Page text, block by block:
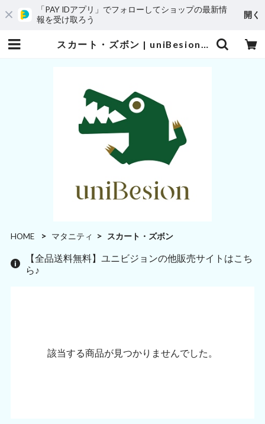
「PAY IDアプリ」でフォローしてショップの最新情
報を受け取ろう
開く
スカート・ズボン | uniBesion(ユニビジョン)
HOME マタニティ スカート・ズボン
【全品送料無料】ユニビジョンの他販売サイトはこち
ら♪
該当する商品が見つかりませんでした。